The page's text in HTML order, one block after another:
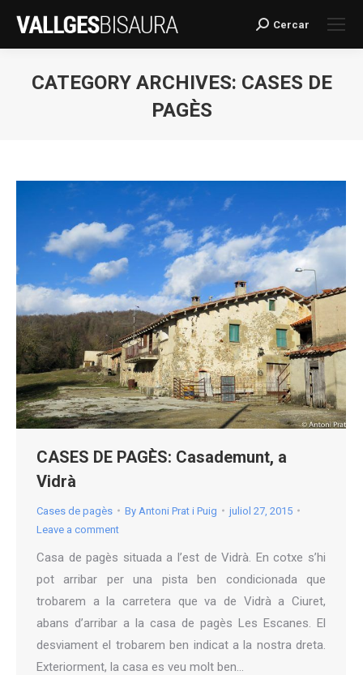
Search:
Cercar
CATEGORY ARCHIVES: CASES DE
PAGÈS
CASES DE PAGÈS: Casademunt, a
Vidrà
Cases de pagès By Antoni Prat i Puig
juliol 27, 2015
Leave a comment
Casa de pagès situada a l’est de Vidrà. En cotxe s’hi
pot arribar per una pista ben condicionada que
trobarem a la carretera que va de Vidrà a Ciuret,
abans d’arribar a la casa de pagès Les Escanes. El
desviament el trobarem ben indicat a la nostra dreta.
Exteriorment, la casa es veu molt ben…